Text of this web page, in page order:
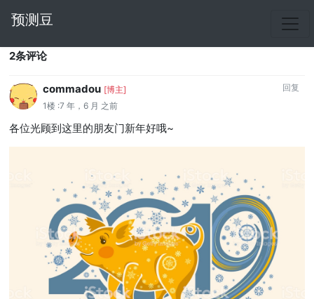
预测豆
2条评论
回复
commadou [博主]
1楼 :7 年，6 月 之前
各位光顾到这里的朋友门新年好哦~